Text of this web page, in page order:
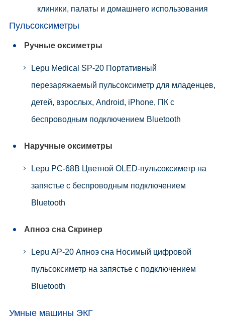
клиники, палаты и домашнего использования
Пульсоксиметры
Ручные оксиметры
Lepu Medical SP-20 Портативный
перезаряжаемый пульсоксиметр для младенцев,
детей, взрослых, Android, iPhone, ПК с
беспроводным подключением Bluetooth
Наручные оксиметры
Lepu PC-68B Цветной OLED-пульсоксиметр на
запястье с беспроводным подключением
Bluetooth
Апноэ сна Скринер
Lepu AP-20 Апноэ сна Носимый цифровой
пульсоксиметр на запястье с подключением
Bluetooth
Умные машины ЭКГ